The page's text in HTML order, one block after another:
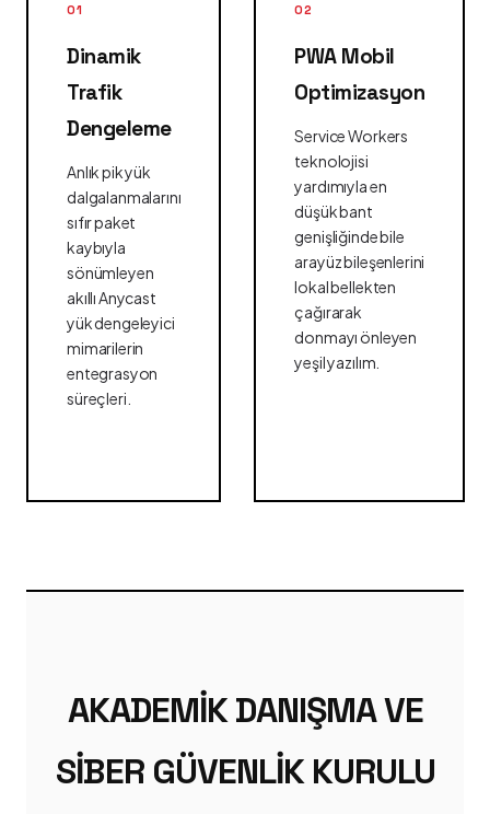
01
Dinamik
Trafik
Dengeleme
Anlık pik yük
dalgalanmalarını
sıfır paket
kaybıyla
sönümleyen
akıllı Anycast
yük dengeleyici
mimarilerin
entegrasyon
süreçleri.
02
PWA Mobil
Optimizasyon
Service Workers
teknolojisi
yardımıyla en
düşük bant
genişliğinde bile
arayüz bileşenlerini
lokal bellekten
çağırarak
donmayı önleyen
yeşil yazılım.
AKADEMIK DANIŞMA VE
SIBER GÜVENLIK KURULU